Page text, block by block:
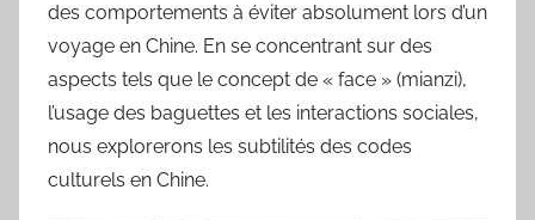
des comportements à éviter absolument lors d’un
voyage en Chine. En se concentrant sur des
aspects tels que le concept de « face » (mianzi),
l’usage des baguettes et les interactions sociales,
nous explorerons les subtilités des codes
culturels en Chine.